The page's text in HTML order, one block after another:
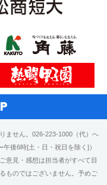
ません。026-223-1000（代）へ
後6時[土・日・祝日を除く]）
意見・感想は担当者がすべて目
ものではございません。予めご